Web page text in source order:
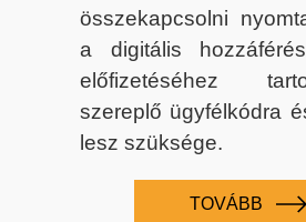
összekapcsolni
a digitális
előfizetéséhez
szereplő ügyfélkódra
lesz szüksége.
TOVÁBB